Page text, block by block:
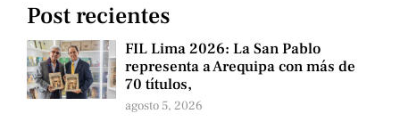
Post recientes
FIL Lima 2026: La San Pablo
representa a Arequipa con más de
70 títulos,
agosto 5, 2026